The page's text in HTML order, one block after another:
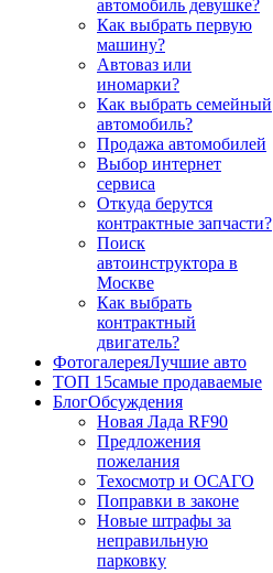
автомобиль девушке?
Как выбрать первую
машину?
Автоваз или
иномарки?
Как выбрать семейный
автомобиль?
Продажа автомобилей
Выбор интернет
сервиса
Откуда берутся
контрактные запчасти?
Поиск
автоинструктора в
Москве
Как выбрать
контрактный
двигатель?
ФотогалереяЛучшие авто
ТОП 15самые продаваемые
БлогОбсуждения
Новая Лада RF90
Предложения
пожелания
Техосмотр и ОСАГО
Поправки в законе
Новые штрафы за
неправильную
парковку